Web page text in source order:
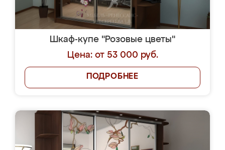
Шкаф-купе "Розовые цветы"
Цена: от 53 000 руб.
ПОДРОБНЕЕ